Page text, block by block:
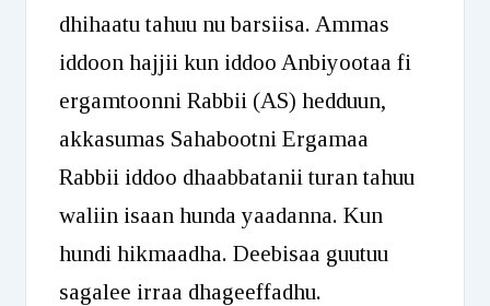
dhihaatu tahuu nu barsiisa. Ammas
iddoon hajjii kun iddoo Anbiyootaa fi
ergamtoonni Rabbii (AS) hedduun,
akkasumas Sahabootni Ergamaa
Rabbii iddoo dhaabbatanii turan tahuu
waliin isaan hunda yaadanna. Kun
hundi hikmaadha. Deebisaa guutuu
sagalee irraa dhageeffadhu.